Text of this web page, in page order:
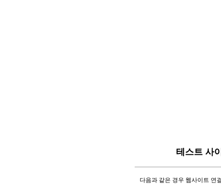
테스트 사
다음과 같은 경우 웹사이트 연